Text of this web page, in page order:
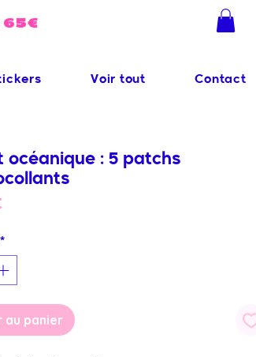
65€
Voir tout Contact
océanique : 5 patchs
Prix
*
au panier